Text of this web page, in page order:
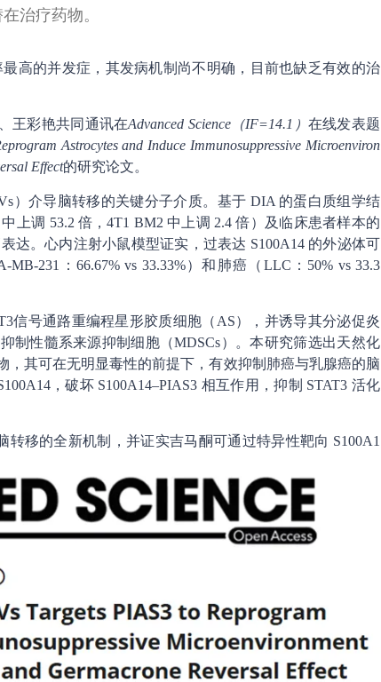
治疗药物。
高的并发症，其发病机制尚不明确，目前也缺乏有效的治
王彩艳共同通讯在Advanced Science（IF=14.1） 在线发表题
Astrocytes and Induce Immunosuppressive Microenviron
Effect的研究论文。
）介导脑转移的关键分子介质。基于 DIA 的蛋白质组学结
上调 53.2 倍，4T1 BM2 中上调 2.4 倍）及临床患者样本的
达。心内注射小鼠模型证实，过表达 S100A14 的外泌体可
231：66.67% vs 33.33%）和肺癌（LLC：50% vs 33.3
信号通路重编程星形胶质细胞（AS），并诱导其分泌促炎
制性髓系来源抑制细胞（MDSCs）。本研究筛选出天然化
，其可在无明显毒性的前提下，有效抑制肺癌与乳腺癌的脑
，破坏 S100A14–PIAS3 相互作用，抑制 STAT3 活化
移的全新机制，并证实吉马酮可通过特异性靶向 S100A1